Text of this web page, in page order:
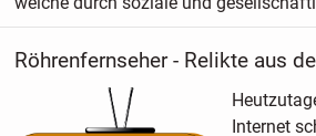
Röhrenfernseher - Relikte aus
Internet